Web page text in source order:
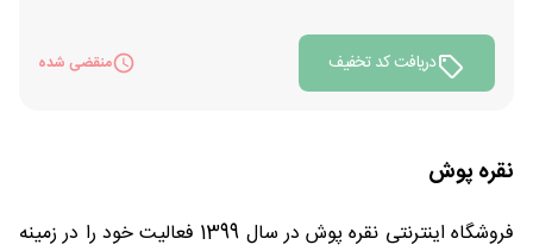
دریافت کد تخفیف منقضی شده
نقره پوش
فروشگاه اینترنتی نقره پوش در سال 1399 فعالیت خود را در زمینه